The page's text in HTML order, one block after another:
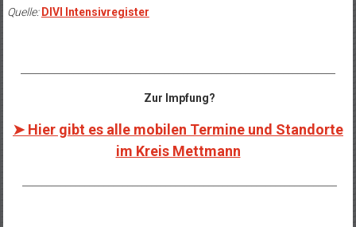
Quelle: DIVI Intensivregister
Zur Impfung?
➤ Hier gibt es alle mobilen Termine und Standorte
im Kreis Mettmann